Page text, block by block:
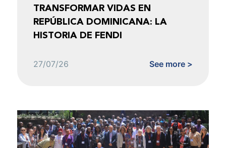
TRANSFORMAR VIDAS EN
REPÚBLICA DOMINICANA: LA
HISTORIA DE FENDI
27/07/26 See more >